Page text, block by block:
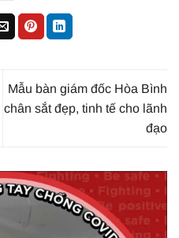
Mẫu bàn giám đốc Hòa Bình
chân sắt đẹp, tinh tế cho lãnh
đạo